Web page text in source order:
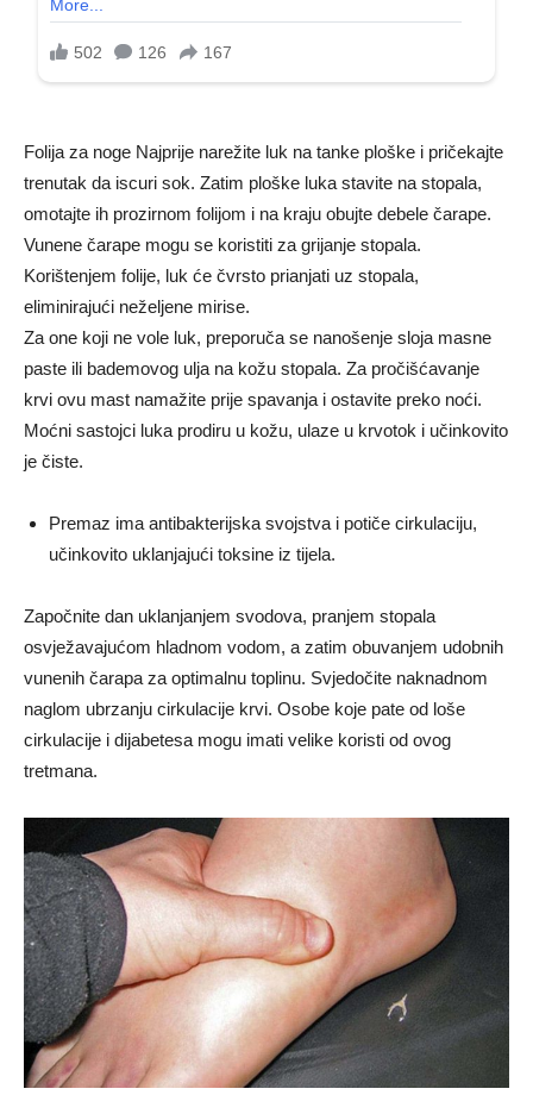
Folija za noge Najprije narežite luk na tanke ploške i pričekajte
trenutak da iscuri sok. Zatim ploške luka stavite na stopala,
omotajte ih prozirnom folijom i na kraju obujte debele čarape.
Vunene čarape mogu se koristiti za grijanje stopala.
Korištenjem folije, luk će čvrsto prianjati uz stopala,
eliminirajući neželjene mirise.
Za one koji ne vole luk, preporuča se nanošenje sloja masne
paste ili bademovog ulja na kožu stopala. Za pročišćavanje
krvi ovu mast namažite prije spavanja i ostavite preko noći.
Moćni sastojci luka prodiru u kožu, ulaze u krvotok i učinkovito
je čiste.
Premaz ima antibakterijska svojstva i potiče cirkulaciju,
učinkovito uklanjajući toksine iz tijela.
Započnite dan uklanjanjem svodova, pranjem stopala
osvježavajućom hladnom vodom, a zatim obuvanjem udobnih
vunenih čarapa za optimalnu toplinu. Svjedočite naknadnom
naglom ubrzanju cirkulacije krvi. Osobe koje pate od loše
cirkulacije i dijabetesa mogu imati velike koristi od ovog
tretmana.